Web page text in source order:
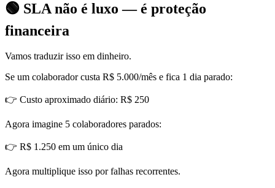
🟢 SLA não é luxo — é proteção
financeira
Vamos traduzir isso em dinheiro.
Se um colaborador custa R$ 5.000/mês e fica 1 dia parado:
👉 Custo aproximado diário: R$ 250
Agora imagine 5 colaboradores parados:
👉 R$ 1.250 em um único dia
Agora multiplique isso por falhas recorrentes.